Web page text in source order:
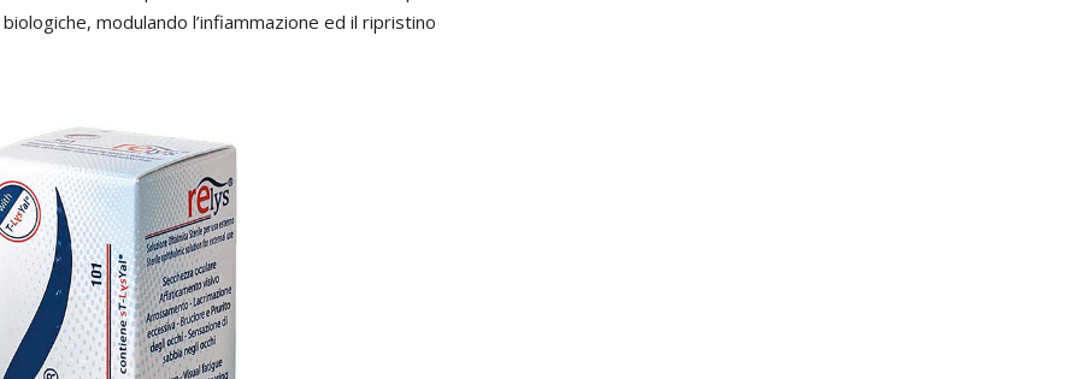
modulando l’infiammazione ed il ripristino